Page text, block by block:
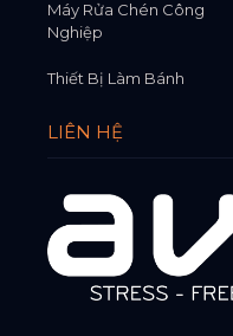
Máy Rửa Chén Công
Nghiệp
Thiết Bị Làm Bánh
LIÊN HỆ